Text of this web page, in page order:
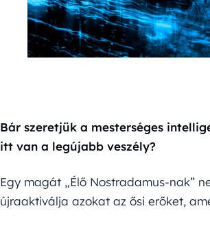
Bár szeretjük a mesterséges
itt van a legújabb veszély?
Egy magát „Élő Nostradamus-nak”
újraaktiválja azokat az ősi erőket,